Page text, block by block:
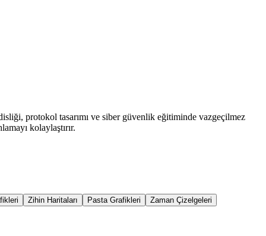
protokol tasarımı ve siber güvenlik eğitiminde vazgeçilmez
kolaylaştırır.
Zihin Haritaları Pasta Grafikleri
Zaman Çizelgeleri